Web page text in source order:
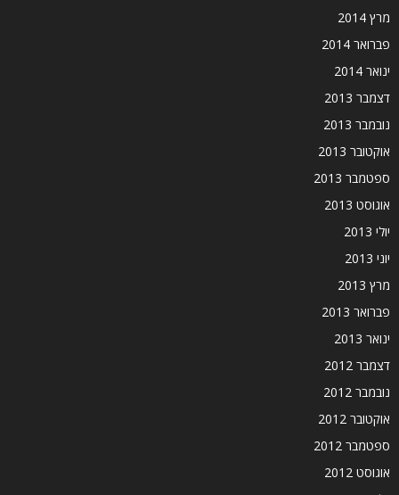
מרץ 2014
פברואר 2014
ינואר 2014
דצמבר 2013
נובמבר 2013
אוקטובר 2013
ספטמבר 2013
אוגוסט 2013
יולי 2013
יוני 2013
מרץ 2013
פברואר 2013
ינואר 2013
דצמבר 2012
נובמבר 2012
אוקטובר 2012
ספטמבר 2012
אוגוסט 2012